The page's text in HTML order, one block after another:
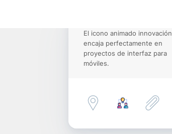
El icono animado innovación
encaja perfectamente en
proyectos de interfaz para
móviles.